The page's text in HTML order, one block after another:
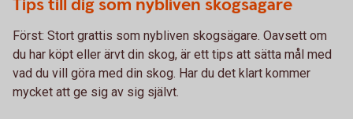
Tips till dig som nybliven skogsägare
Först: Stort grattis som nybliven skogsägare. Oavsett om
du har köpt eller ärvt din skog, är ett tips att sätta mål med
vad du vill göra med din skog. Har du det klart kommer
mycket att ge sig av sig självt.